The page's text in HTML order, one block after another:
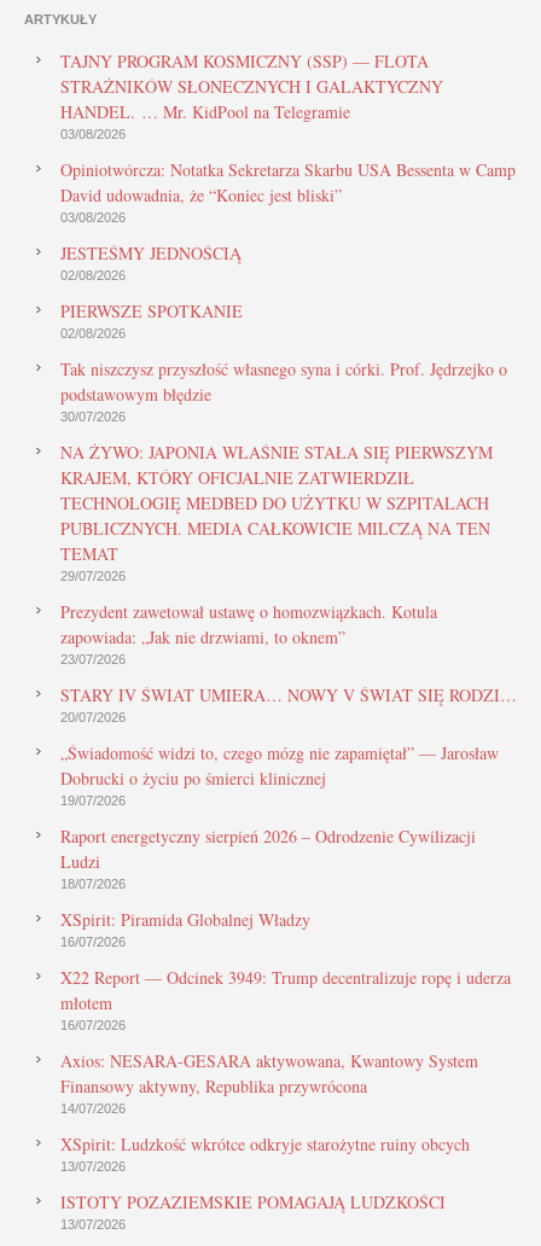
ARTYKUŁY
TAJNY PROGRAM KOSMICZNY (SSP) — FLOTA
STRAŻNIKÓW SŁONECZNYCH I GALAKTYCZNY
HANDEL. … Mr. KidPool na Telegramie
03/08/2026
Opiniotwórcza: Notatka Sekretarza Skarbu USA Bessenta w Camp
David udowadnia, że “Koniec jest bliski”
03/08/2026
JESTEŚMY JEDNOŚCIĄ
02/08/2026
PIERWSZE SPOTKANIE
02/08/2026
Tak niszczysz przyszłość własnego syna i córki. Prof. Jędrzejko o
podstawowym błędzie
30/07/2026
NA ŻYWO: JAPONIA WŁAŚNIE STAŁA SIĘ PIERWSZYM
KRAJEM, KTÓRY OFICJALNIE ZATWIERDZIŁ
TECHNOLOGIĘ MEDBED DO UŻYTKU W SZPITALACH
PUBLICZNYCH. MEDIA CAŁKOWICIE MILCZĄ NA TEN
TEMAT
29/07/2026
Prezydent zawetował ustawę o homozwiązkach. Kotula
zapowiada: „Jak nie drzwiami, to oknem”
23/07/2026
STARY IV ŚWIAT UMIERA… NOWY V ŚWIAT SIĘ RODZI…
20/07/2026
„Świadomość widzi to, czego mózg nie zapamiętał” — Jarosław
Dobrucki o życiu po śmierci klinicznej
19/07/2026
Raport energetyczny sierpień 2026 – Odrodzenie Cywilizacji
Ludzi
18/07/2026
XSpirit: Piramida Globalnej Władzy
16/07/2026
X22 Report — Odcinek 3949: Trump decentralizuje ropę i uderza
młotem
16/07/2026
Axios: NESARA-GESARA aktywowana, Kwantowy System
Finansowy aktywny, Republika przywrócona
14/07/2026
XSpirit: Ludzkość wkrótce odkryje starożytne ruiny obcych
13/07/2026
ISTOTY POZAZIEMSKIE POMAGAJĄ LUDZKOŚCI
13/07/2026